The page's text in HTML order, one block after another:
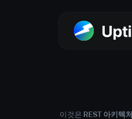
이것은 REST 아키텍처